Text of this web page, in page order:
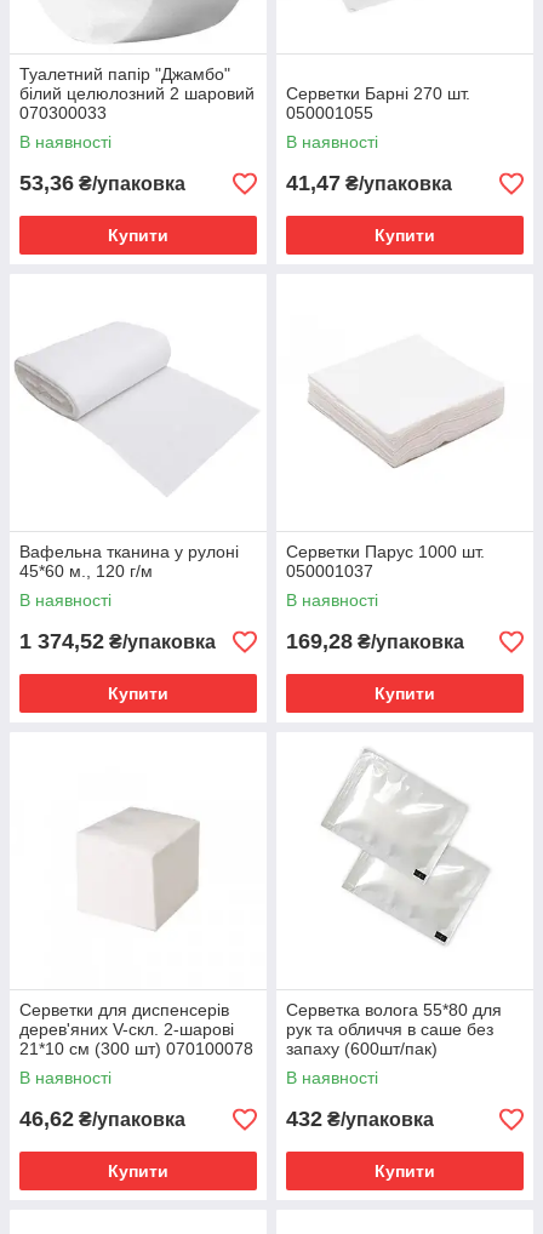
Туалетний папір "Джамбо"
білий целюлозний 2 шаровий
070300033
В наявності
53,36 ₴/упаковка
Купити
Серветки Барні 270 шт.
050001055
В наявності
41,47 ₴/упаковка
Купити
Вафельна тканина у рулоні
45*60 м., 120 г/м
В наявності
1 374,52 ₴/упаковка
Купити
Серветки Парус 1000 шт.
050001037
В наявності
169,28 ₴/упаковка
Купити
Серветки для диспенсерів
дерев'яних V-скл. 2-шарові
21*10 см (300 шт) 070100078
В наявності
46,62 ₴/упаковка
Купити
Серветка волога 55*80 для
рук та обличчя в саше без
запаху (600шт/пак)
050001915
В наявності
432 ₴/упаковка
Купити